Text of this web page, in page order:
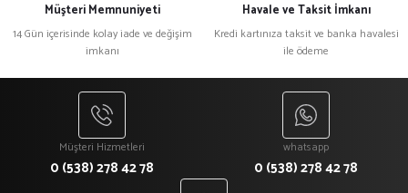
Müşteri Memnuniyeti
14 Gün içerisinde kolay iade ve değişim
imkanı
Havale ve Taksit İmkanı
Kredi kartınıza taksit ve banka havalesi
ile ödeme
Müşteri Hizmetleri
0 (538) 278 42 78
whatsapp
0 (538) 278 42 78